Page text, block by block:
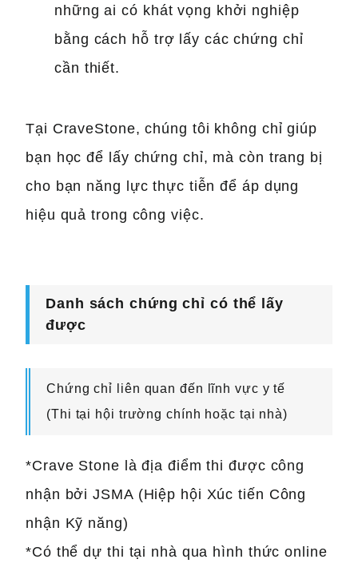
những ai có khát vọng khởi nghiệp
bằng cách hỗ trợ lấy các chứng chỉ
cần thiết.
Tại CraveStone, chúng tôi không chỉ giúp
bạn học để lấy chứng chỉ, mà còn trang bị
cho bạn năng lực thực tiễn để áp dụng
hiệu quả trong công việc.
Danh sách chứng chỉ có thể lấy
được
Chứng chỉ liên quan đến lĩnh vực y tế
(Thi tại hội trường chính hoặc tại nhà)
*Crave Stone là địa điểm thi được công
nhận bởi JSMA (Hiệp hội Xúc tiến Công
nhận Kỹ năng)
*Có thể dự thi tại nhà qua hình thức online